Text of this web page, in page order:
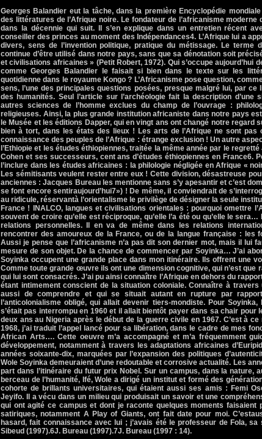
Georges Balandier eut la tâche, dans la première Encyclopédie
des littératures de l’Afrique noire. Le fondateur de l’africanisme moderne
dans la décennie qui suit. Il s’en explique dans un entretien récent
conseiller des princes au moment des Indépendances4. L’Afrique lui a
divers, sens de l’invention politique, pratique du métissage. Le terme
continue d’être utilisé dans notre pays, sans que sa dénotation soit
et civilisations africaines » (Petit Robert, 1972). Qui s’occupe aujourd’hui
comme Georges Balandier le faisait si bien dans le texte sur les
quotidienne dans le royaume Kongo ? L’Africanisme pose question,
sens, l’une des principales questions posées, presque malgré lui, par
des humanités. Seul l’article sur l’archéologie fait la description
autres sciences de l’homme exclues du champ de l’ouvrage :
religieuses. Ainsi, la plus grande institution africaniste dans notre pays
le Musée et les éditions Dapper, qui en vingt ans ont changé notre regard
bien à tort, dans les états des lieux ! Les arts de l’Afrique ne sont pas
connaissance des peuples de l’Afrique : étrange exclusion ! Un autre
l’Ethiopie et les études éthiopiennes, traitée la même année par le
Cohen et ses successeurs, cent ans d’études éthiopiennes en France6.
l’inclure dans les études africaines : la philologie négligée en Afrique «
Les sémitisants veulent rester entre eux ! Cette division, désastreuse
anciennes : Jacques Bureau les mentionne sans s’y apesantir et c’est
se font encore sentiraujourd’hui7») ! De même, il conviendrait de
au ridicule, réservantà l’orientalisme le privilège de désigner la seule
France ! INALCO, langues et civilisations orientales : pourquoi omettre
souvent de croire qu’elle est réciproque, qu’elle l’a été ou qu’elle le
relations personnelles. Il en va de même dans les relations
rencontrer des amoureux de la France, ou de la langue française : les
Aussi je pense que l’africanisme n’a pas dit son dernier mot, mais il lui
mesure de son objet. De la chance de commencer par Soyinka… J’ai
Soyinka occupent une grande place dans mon itinéraire. Ils offrent une
Comme toute grande œuvre ils ont une dimension cognitive, qui n’est
qui lui sont consacrés. J’ai pu ainsi connaître l’Afrique en dehors du
étant intimement conscient de la situation coloniale. Connaître à
aussi de comprendre et qui se situait autant en rupture par
l’anticolonialisme obligé, qui allait devenir tiers-mondiste. Pour
s’était pas interrompu en 1960 et il allait bientôt payer dans sa chair pour
deux ans au Nigeria après le début de la guerre civile en 1967. C’est à
1968, j’ai traduit l’appel lancé pour sa libération, dans le cadre de mes
African Arts…. Cette oeuvre m’a accompagné et m’a fréquemment
développement, notamment à travers les adaptations africaines
années soixante-dix, marquées par l’expansion des politiques
Wole Soyinka demeuraient d’une redoutable et corrosive actualité. Les
part dans l’itinéraire du futur prix Nobel. Sur un campus, dans la nature,
berceau de l’humanité, Ifé, Wole a dirigé un institut et formé des
cohorte de brillants universitaires, qui étaient aussi ses amis : Femi
Jeyifo. Il a vécu dans un milieu qui produisait un savoir et une
qui ont agité ce campus et dont je raconte quelques moments faisaient
satiriques, notamment A Play of Giants, ont fait date pour moi.
hasard, fait connaissance avec lui ; j’avais été le professeur de Fola,
Sibeud (1997).6J. Bureau (1997).7J. Bureau (1997 : 14).